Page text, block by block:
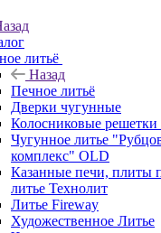
литьё
Назад
Печное литьё
Дверки чугунные
Колосниковые
Чугунное литье
комплекс" OLD
Казанные печи, плиты
литье Технолит
Литье Fireway
Художественное Литье